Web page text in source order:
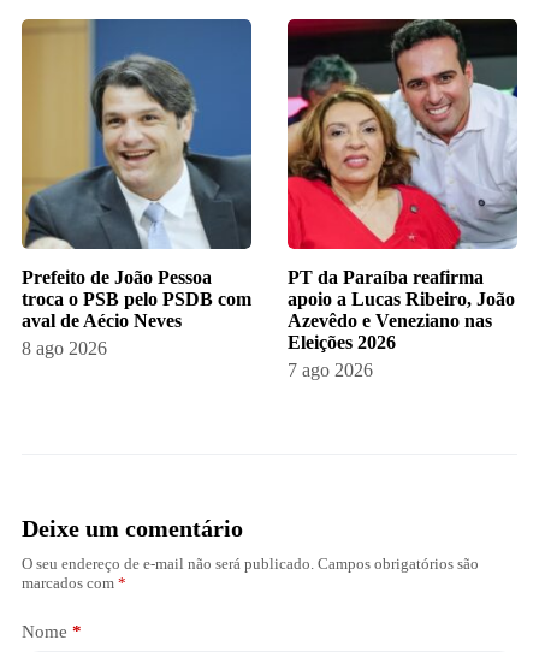
Prefeito de João Pessoa
troca o PSB pelo PSDB com
aval de Aécio Neves
8 ago 2026
PT da Paraíba reafirma
apoio a Lucas Ribeiro, João
Azevêdo e Veneziano nas
Eleições 2026
7 ago 2026
Deixe um comentário
O seu endereço de e-mail não será publicado. Campos obrigatórios são
marcados com *
Nome *